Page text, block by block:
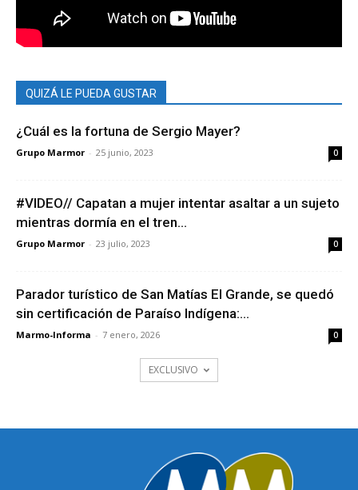
QUIZÁ LE PUEDA GUSTAR
¿Cuál es la fortuna de Sergio Mayer?
Grupo Marmor - 25 junio, 2023 0
#VIDEO// Capatan a mujer intentar asaltar a un sujeto
mientras dormía en el tren...
Grupo Marmor - 23 julio, 2023 0
Parador turístico de San Matías El Grande, se quedó
sin certificación de Paraíso Indígena:...
Marmo-Informa - 7 enero, 2026 0
EXCLUSIVO